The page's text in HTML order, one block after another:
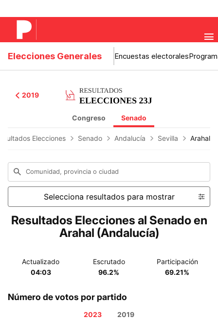
Elecciones Generales Encuestas electorales
2019
Congreso Senado
Elecciones Senado Andalucía Sevilla Arahal
Comunidad, provincia o ciudad
Selecciona resultados para mostrar
Resultados Elecciones al Senado en
Arahal (Andalucía)
Actualizado
04:03
Escrutado
96.2%
Participación
69.21%
Número de votos por partido
2023 2019